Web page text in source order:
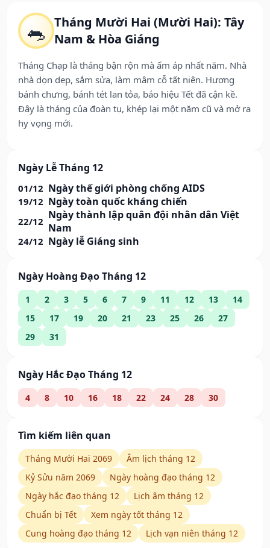
🐀 Tháng Mười Hai (Mười Hai): Tây
Nam & Hòa Giáng
Tháng Chạp là tháng bận rộn mà ấm áp nhất năm. Nhà
nhà dọn dẹp, sắm sửa, làm mâm cỗ tất niên. Hương
bánh chưng, bánh tét lan tỏa, báo hiệu Tết đã cận kề.
Đây là tháng của đoàn tụ, khép lại một năm cũ và mở ra
hy vọng mới.
Ngày Lễ Tháng 12
01/12 Ngày thế giới phòng chống AIDS
19/12 Ngày toàn quốc kháng chiến
22/12 Ngày thành lập quân đội nhân dân Việt
Nam
24/12 Ngày lễ Giáng sinh
Ngày Hoàng Đạo Tháng 12
1 2 3 5 6 7 9 11 12 13
14
15
17 19 20 21 23 25 26
27
29
31
Ngày Hắc Đạo Tháng 12
4 8 10 16 18 22 24 28 30
Tìm kiếm liên quan
Tháng Mười Hai 2069
Âm lịch tháng 12
Kỷ Sửu năm 2069
Ngày hoàng đạo tháng 12
Ngày hắc đạo tháng 12
Lịch âm tháng 12
Chuẩn bị Tết
Xem ngày tốt tháng 12
Cung hoàng đạo tháng 12
Lịch vạn niên tháng 12